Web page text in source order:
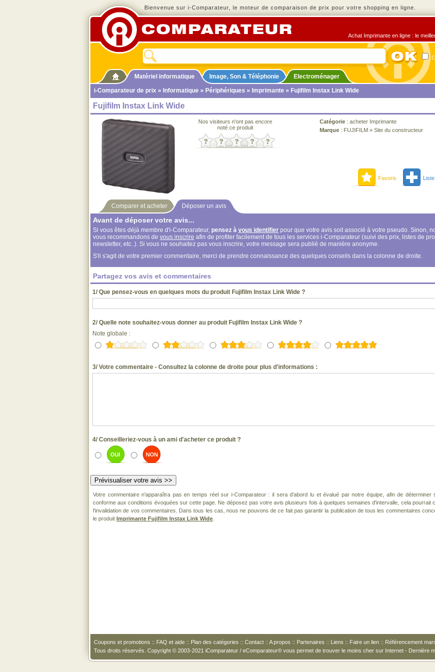
Bienvenue sur i-Comparateur, le moteur de comparaison de prix pour votre shopping en ligne.
Achat Imprimante en ligne : le
Matériel informatique Image, Son & Téléphonie
Electroménager
i-Comparateur de prix » Informatique » Périphériques » Imprimante » Fujifilm Instax Link Wide
Fujifilm Instax Link Wide
Nos visiteurs n'ont pas encore
noté ce produit
Catégorie : acheter Imprimante
Marque : FUJIFILM » Site du constructeur
Favoris Liste
Comparer et acheter Déposer un avis
Avant de déposer votre avis...
Si vous êtes déjà membre d'i-Comparateur, pensez à vous identifier pour que votre avis soit associé à votre pseudo. Sinon,
vous recommandons de vous inscrire afin de profiter facilement de tous les services i-Comparateur (suivi des prix, listes de
newsletter, etc..). Si vous ne souhaitez pas vous inscrire, votre message sera publié de manière anonyme.
S'il s'agit de votre premier commentaire, merci de prendre connaissance des quelques conseils dans la colonne de droite.
Partagez vos avis et commentaires
1/ Que pensez-vous en quelques mots du produit Fujifilm Instax Link Wide ?
2/ Quelle note souhaitez-vous donner au produit Fujifilm Instax Link Wide ?
Note globale :
3/ Votre commentaire - Consultez la colonne de droite pour plus d'informations :
4/ Conseilleriez-vous à un ami d'acheter ce produit ?
Votre commentaire n'apparaîtra pas en temps réel sur i-Comparateur : il sera d'abord lu et évalué par notre équipe, afin de déterminer
conforme aux conditions évoquées sur cette page. Ne déposez pas votre avis plusieurs fois à quelques semaines d'intervalle, cela pourrait
l'invalidation de vos commentaires. Dans tous les cas, nous ne pouvons de ce fait pas garantir la publication de tous les commentaires
le produit Imprimante Fujifilm Instax Link Wide
Coupons et promotions :: FAQ et aide :: Plan des catégories :: Contact :: A propos :: Partenaires :: Liens :: Faire un lien :: Référencement
Tous droits réservés. Copyright © 2003-2021 iComparateur / eComparateur® vous permet de trouver le moins cher sur Internet - Dernière